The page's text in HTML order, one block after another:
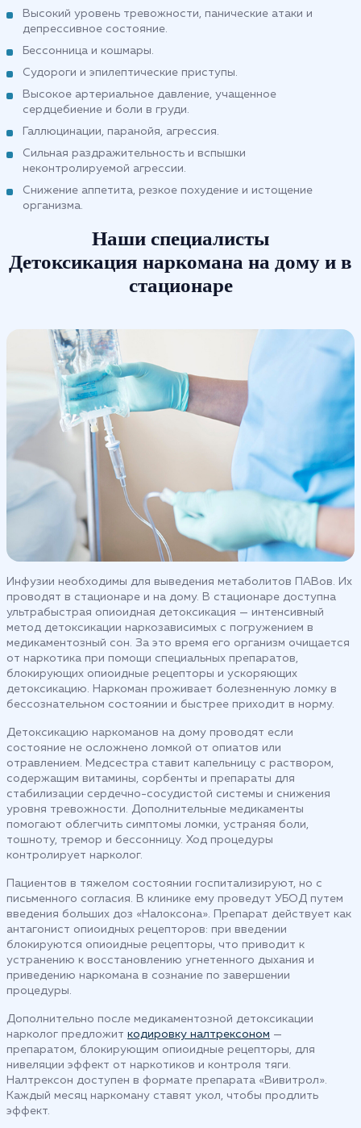
Высокий уровень тревожности, панические атаки и
депрессивное состояние.
Бессонница и кошмары.
Судороги и эпилептические приступы.
Высокое артериальное давление, учащенное
сердцебиение и боли в груди.
Галлюцинации, паранойя, агрессия.
Сильная раздражительность и вспышки
неконтролируемой агрессии.
Снижение аппетита, резкое похудение и истощение
организма.
Наши специалисты
Детоксикация наркомана на дому и в
стационаре
Инфузии необходимы для выведения метаболитов ПАВов. Их
проводят в стационаре и на дому. В стационаре доступна
ультрабыстрая опиоидная детоксикация — интенсивный
метод детоксикации наркозависимых с погружением в
медикаментозный сон. За это время его организм очищается
от наркотика при помощи специальных препаратов,
блокирующих опиоидные рецепторы и ускоряющих
детоксикацию. Наркоман проживает болезненную ломку в
бессознательном состоянии и быстрее приходит в норму.
Детоксикацию наркоманов на дому проводят если
состояние не осложнено ломкой от опиатов или
отравлением. Медсестра ставит капельницу с раствором,
содержащим витамины, сорбенты и препараты для
стабилизации сердечно-сосудистой системы и снижения
уровня тревожности. Дополнительные медикаменты
помогают облегчить симптомы ломки, устраняя боли,
тошноту, тремор и бессонницу. Ход процедуры
контролирует нарколог.
Пациентов в тяжелом состоянии госпитализируют, но с
письменного согласия. В клинике ему проведут УБОД путем
введения больших доз «Налоксона». Препарат действует как
антагонист опиоидных рецепторов: при введении
блокируются опиоидные рецепторы, что приводит к
устранению к восстановлению угнетенного дыхания и
приведению наркомана в сознание по завершении
процедуры.
Дополнительно после медикаментозной детоксикации
нарколог предложит кодировку налтрексоном —
препаратом, блокирующим опиоидные рецепторы, для
нивеляции эффект от наркотиков и контроля тяги.
Налтрексон доступен в формате препарата «Вивитрол».
Каждый месяц наркоману ставят укол, чтобы продлить
эффект.